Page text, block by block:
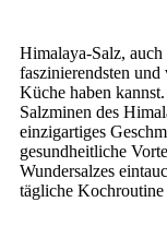
Himalaya-Salz, auch
faszinierendsten
Küche haben
Salzminen des
einzigartiges
gesundheitliche
Wundersalzes
tägliche Kochroutine